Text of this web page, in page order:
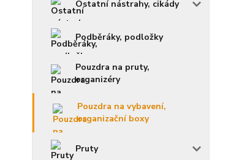
Ostatní nástrahy, cikády
Podběráky, podložky
Pouzdra na pruty,
organizéry
Pouzdra na vybavení,
organizační boxy
Pruty